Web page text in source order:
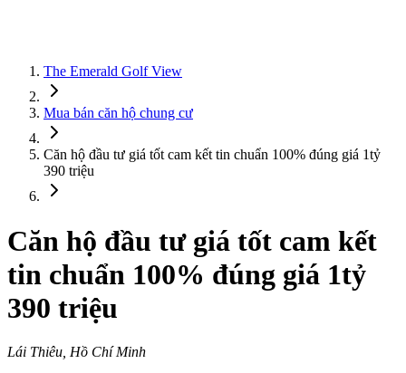
The Emerald Golf View
Mua bán căn hộ chung cư
Căn hộ đầu tư giá tốt cam kết tin chuẩn 100% đúng giá 1tỷ
390 triệu
Căn hộ đầu tư giá tốt cam kết
tin chuẩn 100% đúng giá 1tỷ
390 triệu
Lái Thiêu, Hồ Chí Minh